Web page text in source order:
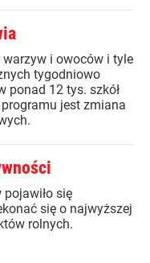
i owoców i tyle
tygodniowo
ponad 12 tys. szkół
jest zmiana
się
się o najwyższej
rolnych.